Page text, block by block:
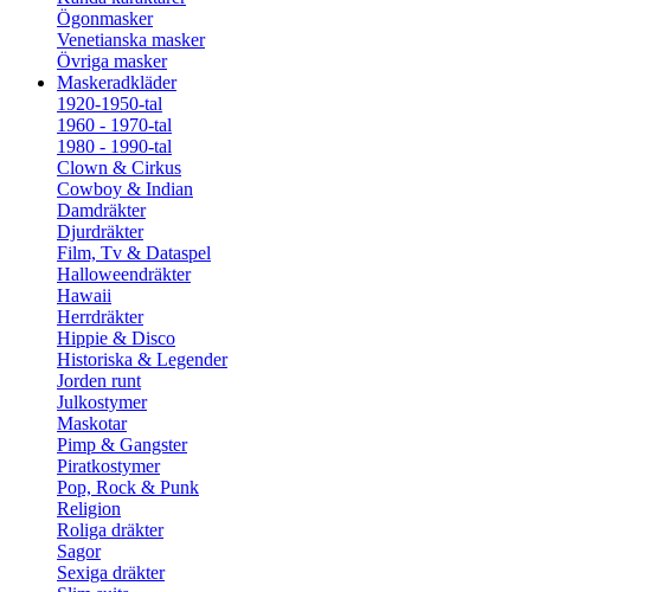
Ögonmasker
Venetianska masker
Övriga masker
Maskeradkläder
1920-1950-tal
1960 - 1970-tal
1980 - 1990-tal
Clown & Cirkus
Cowboy & Indian
Damdräkter
Djurdräkter
Film, Tv & Dataspel
Halloweendräkter
Hawaii
Herrdräkter
Hippie & Disco
Historiska & Legender
Jorden runt
Julkostymer
Maskotar
Pimp & Gangster
Piratkostymer
Pop, Rock & Punk
Religion
Roliga dräkter
Sagor
Sexiga dräkter